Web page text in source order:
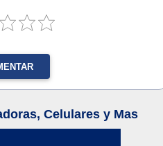
Celulares y Mas